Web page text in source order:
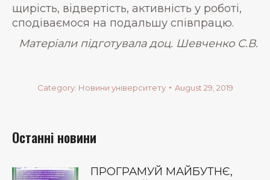
щирість, відвертість, активність у роботі,
сподіваємося на подальшу співпрацю.
Матеріали підготувала доц. Шевченко С.В.
Category: Новини університету August 29, 2019
Останні новини
ПРОГРАМУЙ МАЙБУТНЄ,